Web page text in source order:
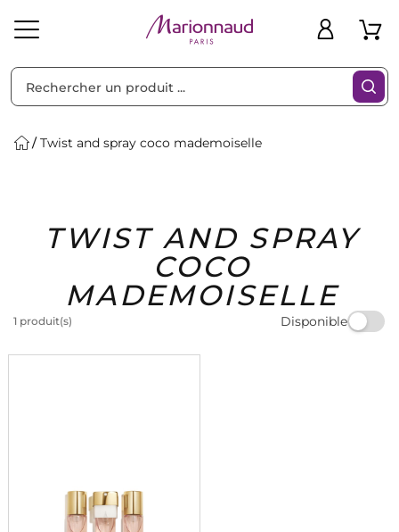
Solaire Homme Marques Idées
Cadeaux
Bons
Plans
Twist and spray coco mademoiselle
TWIST AND SPRAY
COCO
MADEMOISELLE
1 produit(s) Disponible
Filtres